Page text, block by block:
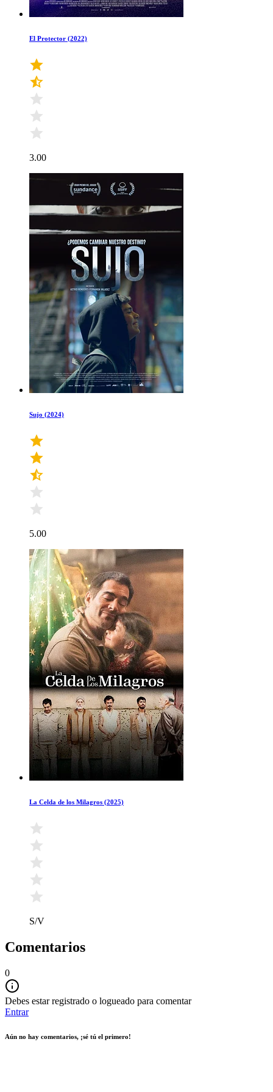
El Protector (2022)
3.00
Sujo (2024)
5.00
La Celda de los Milagros (2025)
S/V
Comentarios
0
Debes estar registrado o logueado para comentar
Entrar
Aún no hay comentarios, ¡sé tú el primero!